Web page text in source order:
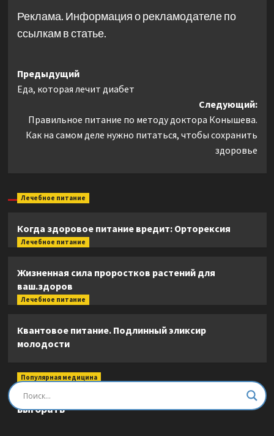
Реклама. Информация о рекламодателе по
ссылкам в статье.
Навигация
записи
Предыдущий
Еда, которая лечит диабет
Следующий:
Правильное питание по методу доктора Конышева.
Как на самом деле нужно питаться, чтобы сохранить
здоровье
Лечебное питание
Когда здоровое питание вредит: Орторексия
Лечебное питание
Жизненная сила проростков растений для
ваш.здоров
Лечебное питание
Квантовое питание. Подлинный эликсир
молодости
Популярная медицина
Быть врачом. Как помогать, развиваться и не
выгорать